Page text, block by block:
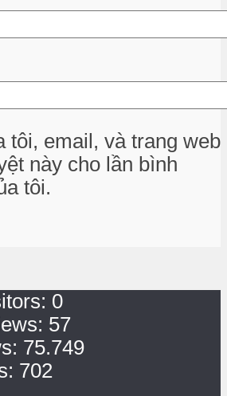
tôi, email, và trang web
này cho lần bình
tôi.
0
57
75.749
702